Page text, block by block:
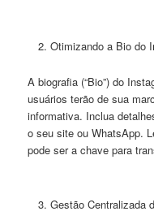
Otimizando a Bio do
A biografia (“Bio”) do
usuários terão de sua
informativa. Inclua
o seu site ou WhatsApp.
pode ser a chave para
Gestão Centralizada